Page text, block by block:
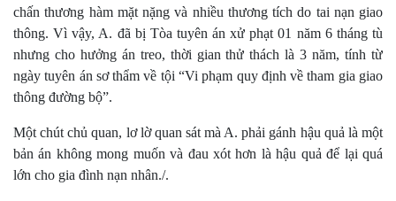
chấn thương hàm mặt nặng và nhiều thương tích do tai nạn giao
thông. Vì vậy, A. đã bị Tòa tuyên án xử phạt 01 năm 6 tháng tù
nhưng cho hưởng án treo, thời gian thử thách là 3 năm, tính từ
ngày tuyên án sơ thẩm về tội “Vi phạm quy định về tham gia giao
thông đường bộ”.
Một chút chủ quan, lơ lờ quan sát mà A. phải gánh hậu quả là một
bản án không mong muốn và đau xót hơn là hậu quả để lại quá
lớn cho gia đình nạn nhân./.